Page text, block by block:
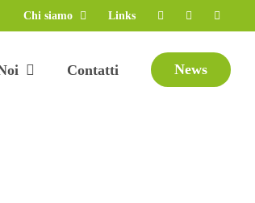
Chi siamo Links
Contatti News